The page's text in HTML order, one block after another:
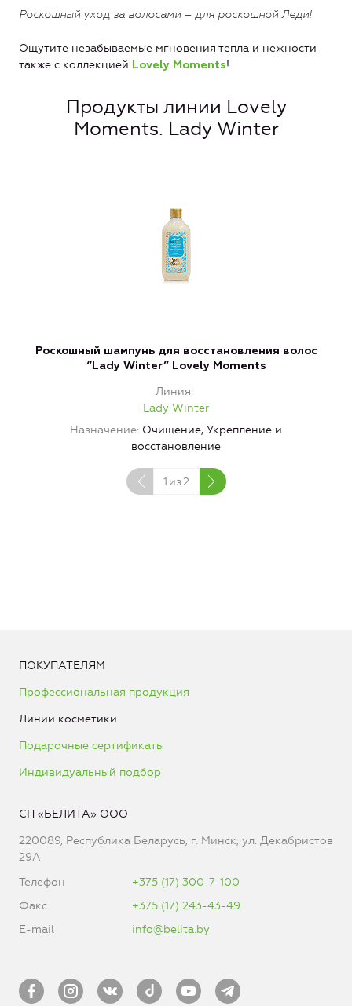
Роскошный уход за волосами – для роскошной Леди!
Ощутите незабываемые мгновения тепла и нежности
также с коллекцией Lovely Moments!
Продукты линии Lovely
Moments. Lady Winter
Роскошный шампунь для восстановления волос
“Lady Winter” Lovely Moments
Линия
Lady Winter
Назначение Очищение, Укрепление и
восстановление
1 из2
ПОКУПАТЕЛЯМ
Профессиональная продукция
Линии косметики
Подарочные сертификаты
Индивидуальный подбор
СП «БЕЛИТА» ООО
220089, Республика Беларусь, г. Минск, ул. Декабристов
29А
Телефон
+375 (17) 300-7-100
Факс
+375 (17) 243-43-49
E-mail
info@belita.by